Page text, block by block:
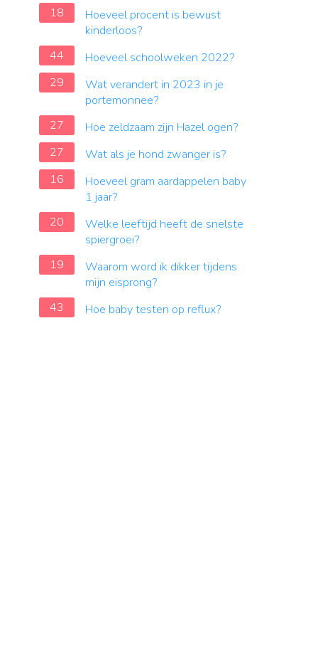
18
Hoeveel procent is bewust
kinderloos?
44
Hoeveel schoolweken 2022?
29
Wat verandert in 2023 in je
portemonnee?
27
Hoe zeldzaam zijn Hazel ogen?
27
Wat als je hond zwanger is?
16
Hoeveel gram aardappelen baby
1 jaar?
20
Welke leeftijd heeft de snelste
spiergroei?
19
Waarom word ik dikker tijdens
mijn eisprong?
43
Hoe baby testen op reflux?